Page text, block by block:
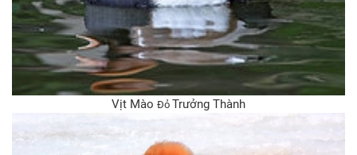
Vịt Mào Đỏ Trưởng Thành